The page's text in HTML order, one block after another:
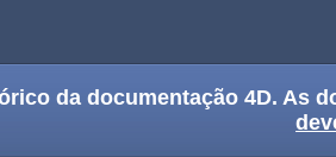
da documentação 4D. As